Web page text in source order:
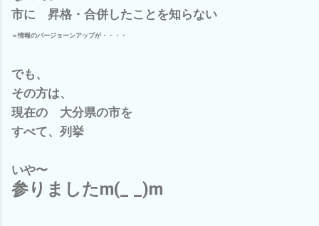
市に 昇格・合併したことを知らない
＝情報のバージョーンアップが・・・・
でも、
その方は、
現在の 大分県の市を
すべて、列挙
いや〜
参りましたm(_ _)m